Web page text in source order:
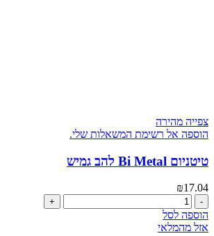
צפייה מהירה
הוספה אל רשימת המשאלות שלי.
טיטניום Bi Metal להב גמיש
₪17.04
כמות
של
טיטניום
הוספה לסל
אזל מהמלאי